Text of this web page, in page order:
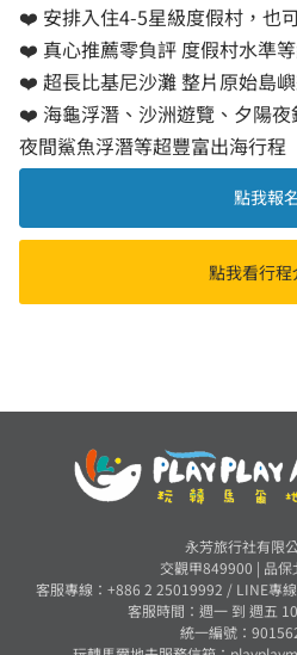
❤️ 安排入住4-5星級度假村，也
❤️ 真心推薦零負評 度假村水準
❤️ 超長比基尼沙灘 整片原始島
❤️ 海龜浮潛、沙洲遊覽、夕陽夜
夜間鯊魚浮潛等超豐富出海行程
點我報
點我看行程
永芳旅行社有限
交觀甲849900 | 品保
客服專線：+886 2 25019992 / LINE專
客服時間：週一 到 週五
統一編號：